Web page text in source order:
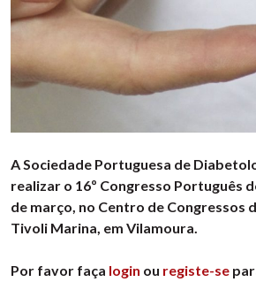
A Sociedade Portuguesa de
realizar o 16º Congresso Português
de março, no Centro de Congressos
Tivoli Marina, em Vilamoura.
Por favor faça login ou registe-se